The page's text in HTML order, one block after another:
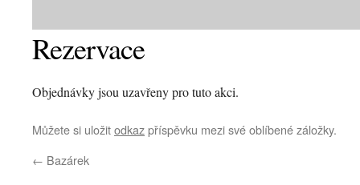
Rezervace
Objednávky jsou uzavřeny pro tuto akci.
Můžete si uložitodkazpříspěvku mezi své oblíbené záložky.
← Bazárek